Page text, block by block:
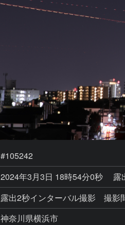
#105242
2024年3月3日 18時54分0秒
露
露出2秒インターバル撮影 撮
神奈川県横浜市